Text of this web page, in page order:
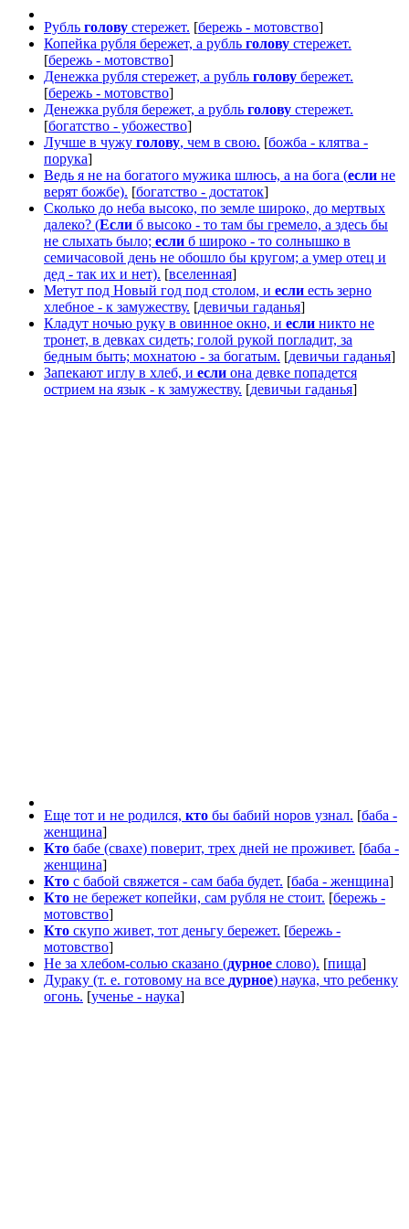
Рубль голову стережет. [бережь - мотовство]
Копейка рубля бережет, а рубль голову стережет.
[бережь - мотовство]
Денежка рубля стережет, а рубль голову бережет.
[бережь - мотовство]
Денежка рубля бережет, а рубль голову стережет.
[богатство - убожество]
Лучше в чужу голову, чем в свою. [божба - клятва -
порука]
Ведь я не на богатого мужика шлюсь, а на бога (если не
верят божбе). [богатство - достаток]
Сколько до неба высоко, по земле широко, до мертвых
далеко? (Если б высоко - то там бы гремело, а здесь бы
не слыхать было; если б широко - то солнышко в
семичасовой день не обошло бы кругом; а умер отец и
дед - так их и нет). [вселенная]
Метут под Новый год под столом, и если есть зерно
хлебное - к замужеству. [девичьи гаданья]
Кладут ночью руку в овинное окно, и если никто не
тронет, в девках сидеть; голой рукой погладит, за
бедным быть; мохнатою - за богатым. [девичьи гаданья]
Запекают иглу в хлеб, и если она девке попадется
острием на язык - к замужеству. [девичьи гаданья]
Еще тот и не родился, кто бы бабий норов узнал. [баба -
женщина]
Кто бабе (свахе) поверит, трех дней не проживет. [баба -
женщина]
Кто с бабой свяжется - сам баба будет. [баба - женщина]
Кто не бережет копейки, сам рубля не стоит. [бережь -
мотовство]
Кто скупо живет, тот деньгу бережет. [бережь -
мотовство]
Не за хлебом-солью сказано (дурное слово). [пища]
Дураку (т. е. готовому на все дурное) наука, что ребенку
огонь. [ученье - наука]